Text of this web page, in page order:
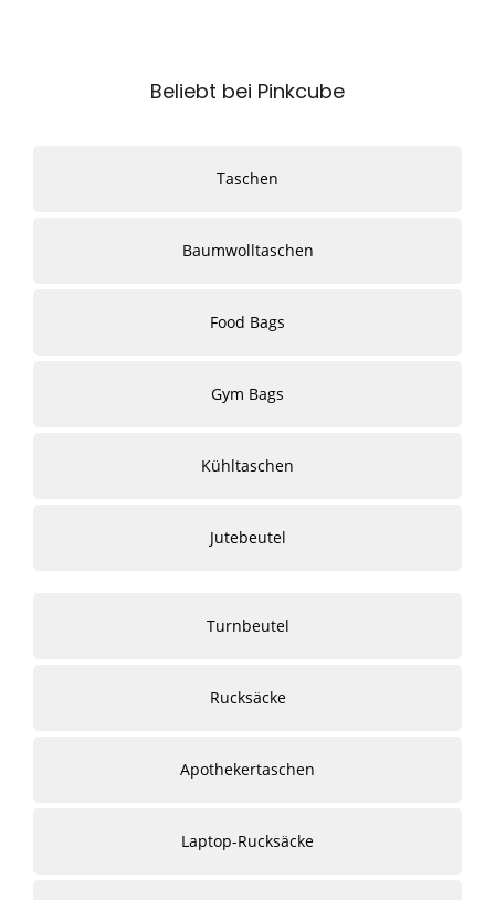
Beliebt bei Pinkcube
Taschen
Baumwolltaschen
Food Bags
Gym Bags
Kühltaschen
Jutebeutel
Turnbeutel
Rucksäcke
Apothekertaschen
Laptop-Rucksäcke